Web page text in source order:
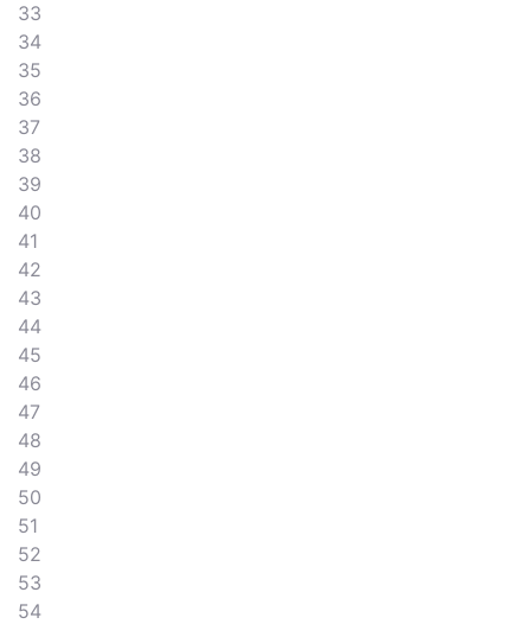
33
34
35
36
37
38
39
40
41
42
43
44
45
46
47
48
49
50
51
52
53
54